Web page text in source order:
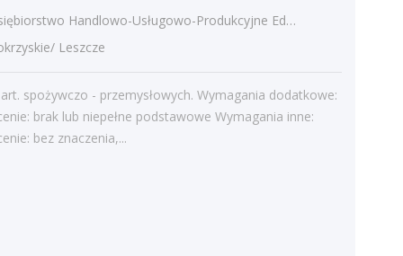
Praca
Handlowo-Usługowo-Produkcyjne Edward Kasza
Leszcze
spożywczo - przemysłowych. Wymagania dodatkowe:
brak lub niepełne podstawowe Wymagania inne:
bez znaczenia,...